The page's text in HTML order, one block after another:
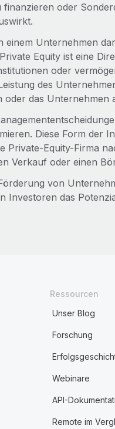
oder
Unternehmen
Equity ist eine
oder
des
das Unternehmen
Diese Form der
Private-Equity-Firma
Verkauf oder einen
von
Investoren das
Ressourcen
Unser Blog
Forschung
Webinare
API-
Remote im